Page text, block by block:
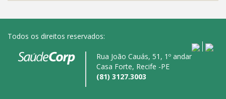
Todos os direitos reservados:
Rua João Cauás, 51, 1º andar
Casa Forte, Recife -PE
(81) 3127.3003